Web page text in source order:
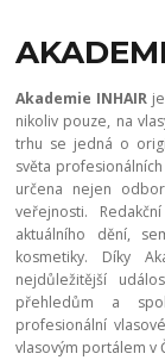
Akademie INHAIRje
nikoliv pouze, na
trhu se jedná o
světa
určena nejen
veřejnosti.
aktuálního dění,
kosmetiky. Díky
nejdůležitější
přehledům a
profesionální
vlasovým portálem v